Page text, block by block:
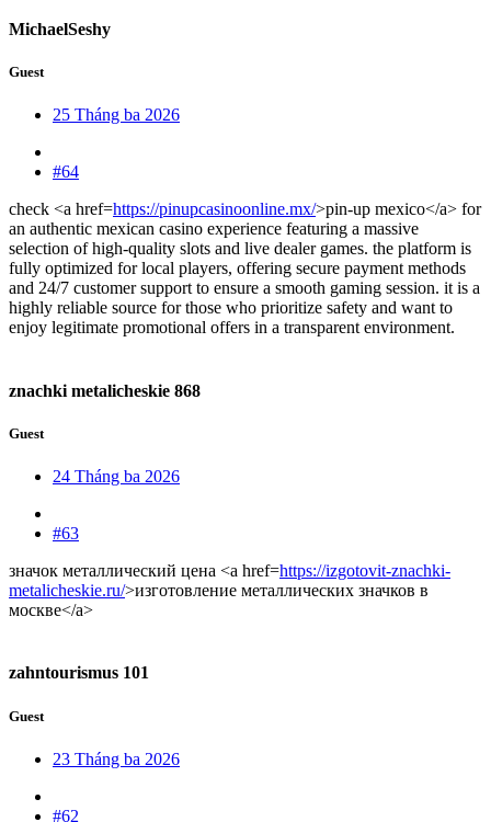
MichaelSeshy
Guest
25 Tháng ba 2026
#64
check <a href=https://pinupcasinoonline.mx/>pin-up mexico</a> for
an authentic mexican casino experience featuring a massive
selection of high-quality slots and live dealer games. the platform is
fully optimized for local players, offering secure payment methods
and 24/7 customer support to ensure a smooth gaming session. it is a
highly reliable source for those who prioritize safety and want to
enjoy legitimate promotional offers in a transparent environment.
znachki metalicheskie 868
Guest
24 Tháng ba 2026
#63
значок металлический цена <a href=https://izgotovit-znachki-
metalicheskie.ru/>изготовление металлических значков в
москве</a>
zahntourismus 101
Guest
23 Tháng ba 2026
#62